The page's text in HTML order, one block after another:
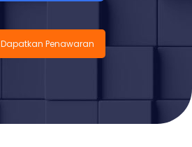
Dapatkan Penawaran